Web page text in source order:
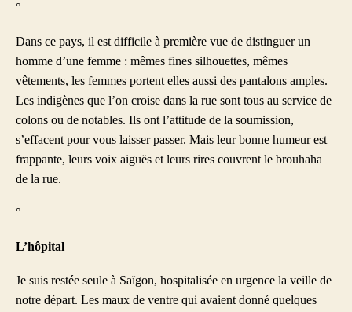
°
Dans ce pays, il est difficile à première vue de distinguer un
homme d’une femme : mêmes fines silhouettes, mêmes
vêtements, les femmes portent elles aussi des pantalons amples.
Les indigènes que l’on croise dans la rue sont tous au service de
colons ou de notables. Ils ont l’attitude de la soumission,
s’effacent pour vous laisser passer. Mais leur bonne humeur est
frappante, leurs voix aiguës et leurs rires couvrent le brouhaha
de la rue.
°
L’hôpital
Je suis restée seule à Saïgon, hospitalisée en urgence la veille de
notre départ. Les maux de ventre qui avaient donné quelques